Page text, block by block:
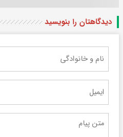
دیدگاهتان را بنویسید